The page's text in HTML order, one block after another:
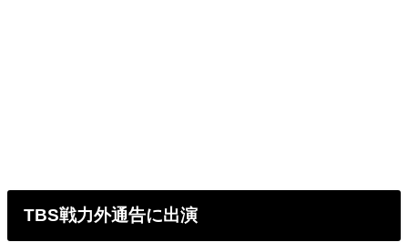
TBS戦力外通告に出演